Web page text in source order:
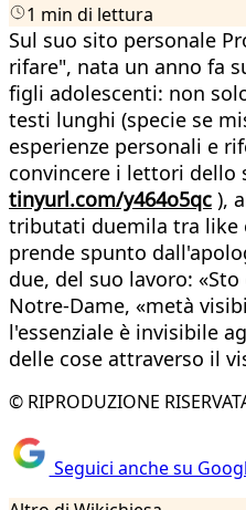
1 min di lettura
Sul suo sito personale
rifare", nata un anno fa
figli adolescenti: non
testi lunghi (specie se
esperienze personali e
convincere i lettori dello
tinyurl.com/y464o5qc ),
tributati duemila tra like
prende spunto
due, del suo lavoro:
Notre-Dame, «metà
l'essenziale è invisibile
delle cose attraverso il
© RIPRODUZIONE
Seguici anche su